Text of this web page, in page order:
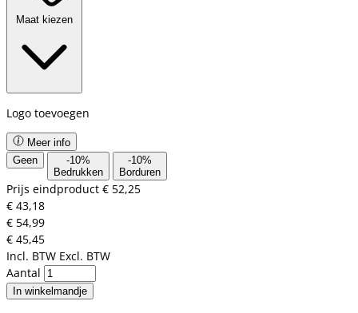
Maat kiezen
Logo toevoegen
Meer info
Geen
-10%
Bedrukken
-10%
Borduren
Prijs eindproduct € 52,25
€ 43,18
€ 54,99
€ 45,45
Incl. BTW Excl. BTW
Aantal
In winkelmandje